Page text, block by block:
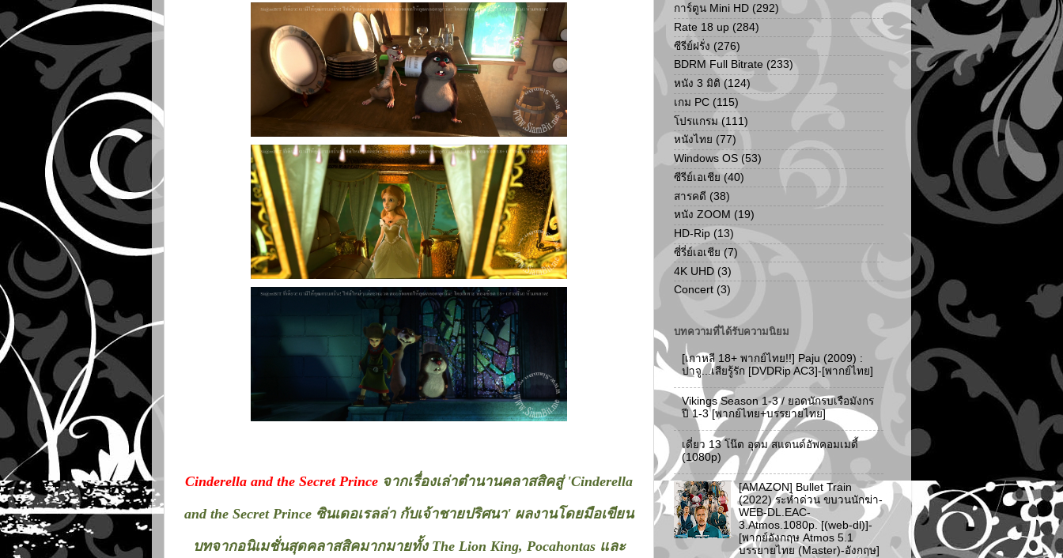
Cinderella and the Secret Prince จากเรื่องเล่าตำนานคลาสสิคสู่ 'Cinderella
and the Secret Prince ซินเดอเรลล่า กับเจ้าชายปริศนา' ผลงานโดยมือเขียน
บทจากอนิเมชั่นสุดคลาสสิคมากมายทั้ง The Lion King, Pocahontas และ
การ์ตูน Mini HD (292)
Rate 18 up (284)
ซีรีย์ฝรั่ง (276)
BDRM Full Bitrate (233)
หนัง 3 มิติ (124)
เกม PC (115)
โปรแกรม (111)
หนังไทย (77)
Windows OS (53)
ซีรีย์เอเชีย (40)
สารคดี (38)
หนัง ZOOM (19)
HD-Rip (13)
ซี่รี่ย์เอเชีย (7)
4K UHD (3)
Concert (3)
บทความที่ได้รับความนิยม
[เกาหลี 18+ พากย์ไทย!!] Paju (2009) :
ปาจู...เสียรู้รัก [DVDRip AC3]-[พากย์ไทย]
Vikings Season 1-3 / ยอดนักรบเรือมังกร
ปี 1-3 [พากย์ไทย+บรรยายไทย]
เดี่ยว 13 โน๊ต อุดม สแตนด์อัพคอมเมดี้
(1080p)
[AMAZON] Bullet Train
(2022) ระห่ำด่วน ขบวนนักฆ่า-
WEB-DL.EAC-
3.Atmos.1080p. [(web-dl)]-
[พากย์อังกฤษ Atmos 5.1
บรรยายไทย (Master)-อังกฤษ]